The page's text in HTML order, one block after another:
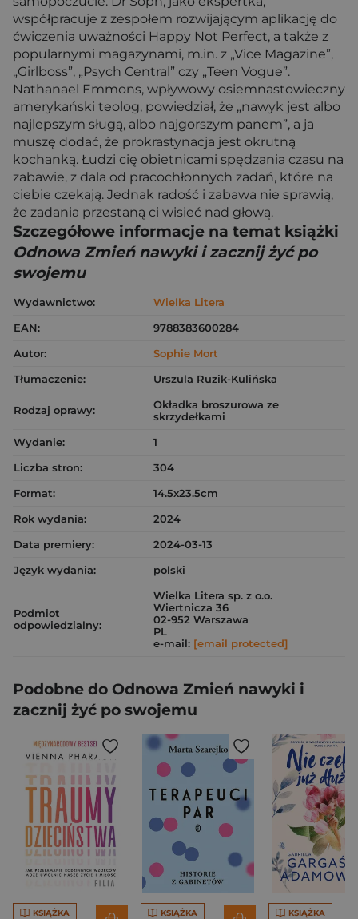
współpracuje z zespołem rozwijającym aplikację do
ćwiczenia uważności Happy Not Perfect, a także z
popularnymi magazynami, m.in. z „Vice Magazine”,
„Girlboss”, „Psych Central” czy „Teen Vogue”.
Nathanael Emmons, wpływowy osiemnastowieczny
amerykański teolog, powiedział, że „nawyk jest albo
najlepszym sługą, albo najgorszym panem”, a ja
muszę dodać, że prokrastynacja jest okrutną
kochanką. Łudzi cię obietnicami spędzania czasu na
zabawie, z dala od pracochłonnych zadań, które na
ciebie czekają. Jednak radość i zabawa nie sprawią,
że zadania przestaną ci wisieć nad głową.
Szczegółowe informacje na temat książki
Odnowa Zmień nawyki i zacznij żyć po
swojemu
Wydawnictwo:
Wielka Litera
EAN:
9788383600284
Autor:
Sophie Mort
Tłumaczenie:
Urszula Ruzik-Kulińska
Rodzaj oprawy:
Okładka broszurowa ze
skrzydełkami
Wydanie:
1
Liczba stron:
304
Format:
14.5x23.5cm
Rok wydania:
2024
Data premiery:
2024-03-13
Język wydania:
polski
Podmiot
odpowiedzialny:
Wielka Litera sp. z o.o.
Wiertnicza 36
02-952 Warszawa
PL
e-mail: [email protected]
Podobne do Odnowa Zmień nawyki i
zacznij żyć po swojemu
KSIĄŻKA KSIĄŻKA KSIĄŻKA